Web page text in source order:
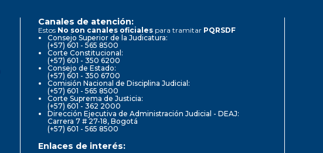
Canales de atención:
Estos No son canales oficiales para tramitar PQRSDF
Consejo Superior de la Judicatura:
(+57) 601 - 565 8500
Corte Constitucional:
(+57) 601 - 350 6200
Consejo de Estado:
(+57) 601 - 350 6700
Comisión Nacional de Disciplina Judicial:
(+57) 601 - 565 8500
Corte Suprema de Justicia:
(+57) 601 - 362 2000
Dirección Ejecutiva de Administración Judicial - DEAJ:
Carrera 7 # 27-18, Bogotá
(+57) 601 - 565 8500
Enlaces de interés: